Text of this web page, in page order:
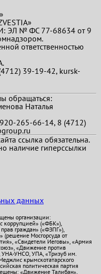
ЭЛ № ФС 77-68634 от 9
ответственностью
39-19-42, kursk-
обращаться:
Наталья
265-66-14, 8 (4712)
ссылка обязательна.
наличие гиперссылки
данных
организации:
коррупцией» («ФБК»),
граждан» («ФЗПГ»),
(решение Мосгорсуда от
«Свидетели Иеговы», «Армия
«Движение против
УНА-УНСО, УПА, «Тризуб им.
крымскотатарского
политическая партия
«Движение Талибан»,